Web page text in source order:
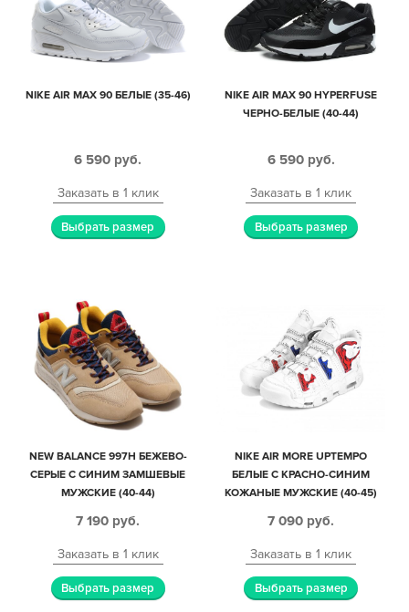
NIKE AIR MAX 90 БЕЛЫЕ (35-46)
6 590 руб.
Заказать в 1 клик
Выбрать размер
NIKE AIR MAX 90 HYPERFUSE
ЧЕРНО-БЕЛЫЕ (40-44)
6 590 руб.
Заказать в 1 клик
Выбрать размер
NEW BALANCE 997H БЕЖЕВО-
СЕРЫЕ С СИНИМ ЗАМШЕВЫЕ
МУЖСКИЕ (40-44)
7 190 руб.
Заказать в 1 клик
Выбрать размер
NIKE AIR MORE UPTEMPO
БЕЛЫЕ С КРАСНО-СИНИМ
КОЖАНЫЕ МУЖСКИЕ (40-45)
7 090 руб.
Заказать в 1 клик
Выбрать размер